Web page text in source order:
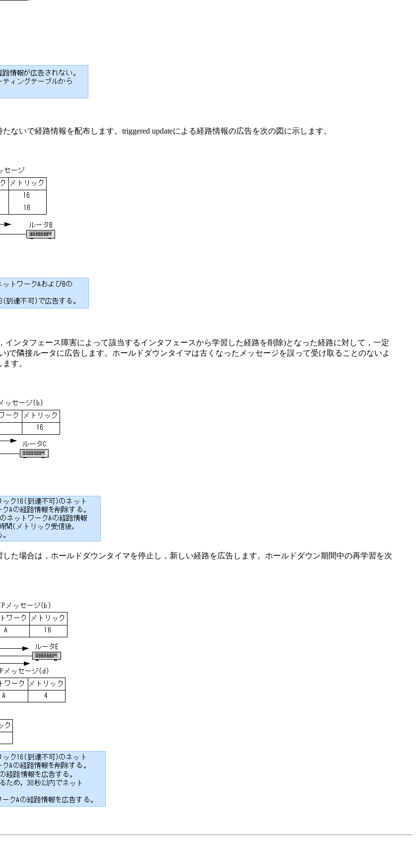
いで経路情報を配布します。triggered updateによる経路情報の広告を次の図に示します。
ンタフェース障害によって該当するインタフェースから学習した経路を削除)となった経路に対して，一定
)で隣接ルータに広告します。ホールドダウンタイマは古くなったメッセージを誤って受け取ることのないよ
す。
た場合は，ホールドダウンタイマを停止し，新しい経路を広告します。ホールドダウン期間中の再学習を次